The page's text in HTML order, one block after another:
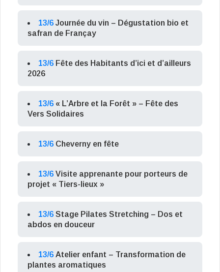
13/6 Journée du vin – Dégustation bio et
safran de Françay
13/6 Fête des Habitants d’ici et d’ailleurs
2026
13/6 « L’Arbre et la Forêt » – Fête des
Vers Solidaires
13/6 Cheverny en fête
13/6 Visite apprenante pour porteurs de
projet « Tiers-lieux »
13/6 Stage Pilates Stretching – Dos et
abdos en douceur
13/6 Atelier enfant – Transformation de
plantes aromatiques